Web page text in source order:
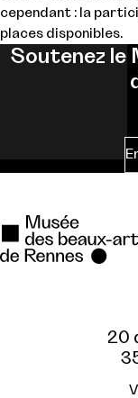
cependant : la
places disponibles.
Soutenez le
20